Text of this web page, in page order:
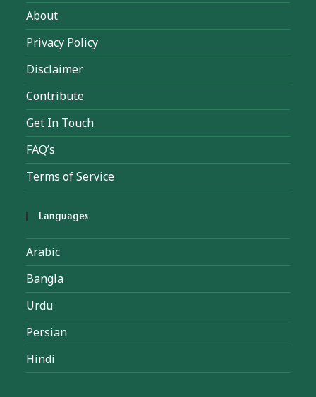
About
Privacy Policy
Disclaimer
Contribute
Get In Touch
FAQ’s
Terms of Service
Languages
Arabic
Bangla
Urdu
Persian
Hindi